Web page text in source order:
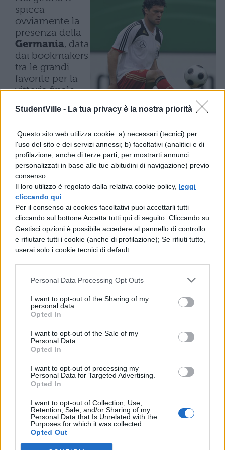
StudentVille - La tua privacy è la nostra priorità
Questo sito web utilizza cookie: a) necessari (tecnici) per
l'uso del sito e dei servizi annessi; b) facoltativi (analitici e di
profilazione, anche di terze parti, per mostrarti annunci
personalizzati in base alle tue abitudini di navigazione) previo
consenso.
Il loro utilizzo è regolato dalla relativa cookie policy, leggi
cliccando qui
Per il consenso ai cookies facoltativi puoi accettarli tutti
cliccando sul bottone Accetta tutti qui di seguito. Cliccando su
Gestisci opzioni è possibile accedere al pannello di controllo
e rifiutare tutti i cookie (anche di profilazione); Se rifiuti tutto,
userai solo i cookie tecnici di default.
Personal Data Processing Opt Outs
I want to opt-out of the Sharing of my
personal data.
Opted In
I want to opt-out of the Sale of my
Personal Data.
Opted In
I want to opt-out of processing my
Personal Data for Targeted Advertising.
Opted In
I want to opt-out of Collection, Use,
Retention, Sale, and/or Sharing of my
Personal Data that Is Unrelated with the
Purposes for which it was collected.
Opted Out
spicca
ovviamente la
presenza della
Germania, data
dai bookmakers
tra le grandi
favorite per la
vittoria finale.
succeduto a
il Mondiale del
2006, ha a
disposizione
una rosa molto
competitiva, arricchita dalla presenza della
temuta coppia d’attacco formata da
Miroslav Klosee dal prolificoMario
Gomez, bomber dello Stoccarda a lungo
corteggiato dalle italiane in sede di
mercato. Il trascinatore della nazionale
teutonica rimaneMichael Ballack
desideroso di rivincita dopo la beffarda
finale di Champions persa con il suo
Chelsea contro il Manchester United.
L’ostacolo più arduo che dovrà sormontare
la Germania è rappresentato dalla
Croazia
che dopo aver estromesso l’Inghilterra nel
girone di qualificazione è da considerarsi
una vera e propria mina vagante in questa
manifestazione. Mancherà l’attaccante
dell’Arsenal Eduardo, una delle stelle della
squadra, ma sarà l’occasione per vedere
all’opera i vari
Rakitic, campioni in erba dal futuro più
che roseo. Tra i 23 convocati da
Bilic anche
gli “italiani”Knezevicdel Livorno,
Milan eBudan